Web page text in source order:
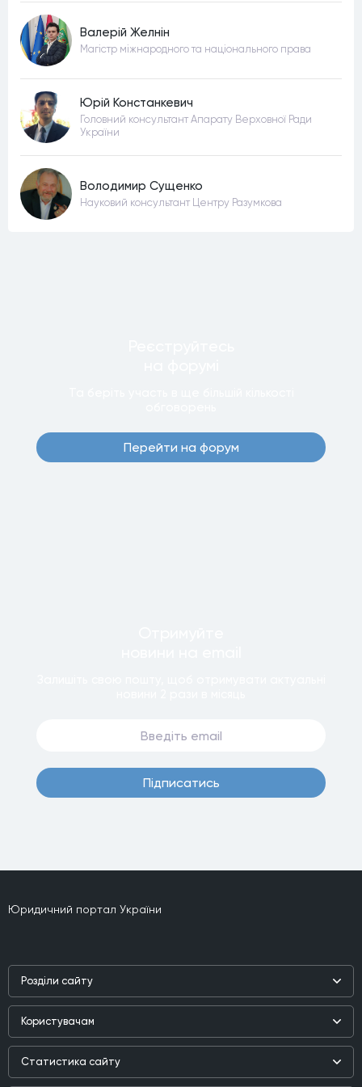
Валерій Желнін
Магістр міжнародного та національного права
Юрій Констанкевич
Головний консультант Апарату Верховної Ради
України
Володимир Сущенко
Науковий консультант Центру Разумкова
Перейти на форум
Пiдписатись
Юридичний портал України
Роздiли сайту
Наука
Практика
Публiкацiї та iнтерв'ю
Користувачам
Реєстр користувачiв
Партнери
Статистика сайту
Зареєстрованих користувачiв:207